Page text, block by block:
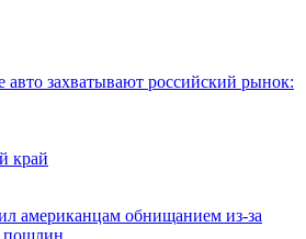
захватывают российский рынок:
край
американцам обнищанием из-за
пошлин